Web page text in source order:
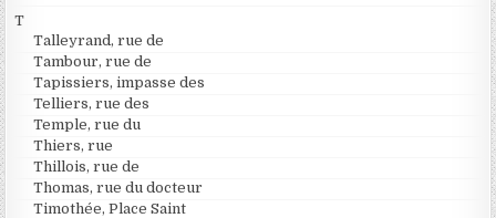
T
Talleyrand, rue de
Tambour, rue de
Tapissiers, impasse des
Telliers, rue des
Temple, rue du
Thiers, rue
Thillois, rue de
Thomas, rue du docteur
Timothée, Place Saint